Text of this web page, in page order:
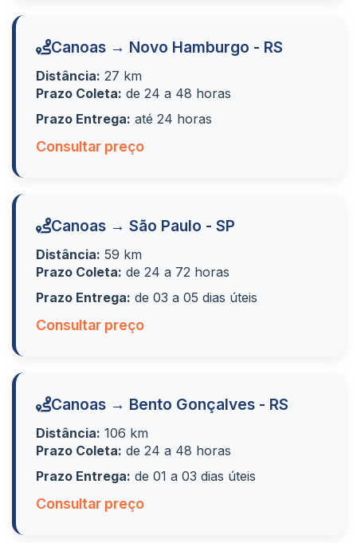
Canoas → Novo Hamburgo - RS
Distância: 27 km
Prazo Coleta: de 24 a 48 horas
Prazo Entrega: até 24 horas
Consultar preço
Canoas → São Paulo - SP
Distância: 59 km
Prazo Coleta: de 24 a 72 horas
Prazo Entrega: de 03 a 05 dias úteis
Consultar preço
Canoas → Bento Gonçalves - RS
Distância: 106 km
Prazo Coleta: de 24 a 48 horas
Prazo Entrega: de 01 a 03 dias úteis
Consultar preço